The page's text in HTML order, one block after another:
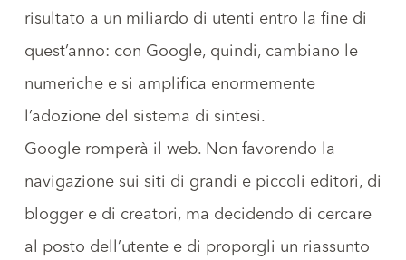
risultato a un miliardo di utenti entro la fine di
quest’anno: con Google, quindi, cambiano le
numeriche e si amplifica enormemente
l’adozione del sistema di sintesi.
Google romperà il web. Non favorendo la
navigazione sui siti di grandi e piccoli editori, di
blogger e di creatori, ma decidendo di cercare
al posto dell’utente e di proporgli un riassunto